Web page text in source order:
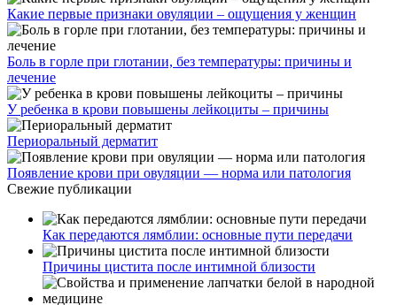
Какие первые признаки овуляции – ощущения у женщин
Боль в горле при глотании, без температуры: причины и
лечение
У ребенка в крови повышены лейкоциты – причины
Периоральный дерматит
Появление крови при овуляции — норма или патология
Свежие публикации
Как передаются лямблии: основные пути передачи
Причины цистита после интимной близости